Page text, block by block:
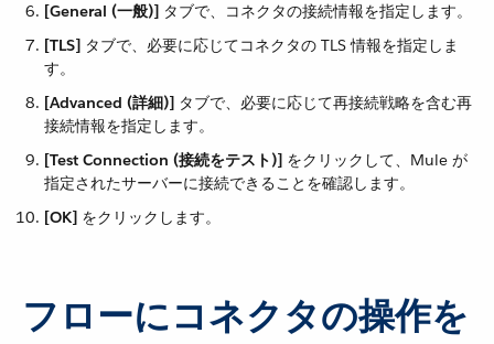
[General (一般)] ​ タブで、コネクタの接続情報を指定します。
[TLS] ​ タブで、必要に応じてコネクタの TLS 情報を指定しま
す。
[Advanced (詳細)] ​ タブで、必要に応じて再接続戦略を含む再
接続情報を指定します。
[Test Connection (接続をテスト)] ​ をクリックして、Mule が
指定されたサーバーに接続できることを確認します。
[OK] ​ をクリックします。
フローにコネクタの操作を